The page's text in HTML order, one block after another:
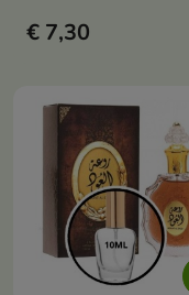
omhult met de zachtheid van
vanille, fruit en schuim.
€ 7,30